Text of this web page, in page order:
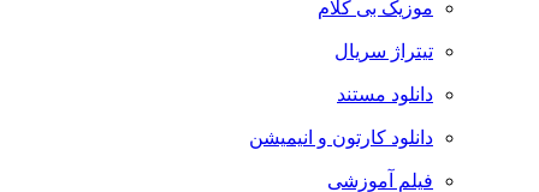
موزیک بی کلام
تیتراژ سریال
دانلود مستند
دانلود کارتون و انیمیشن
فیلم آموزشی